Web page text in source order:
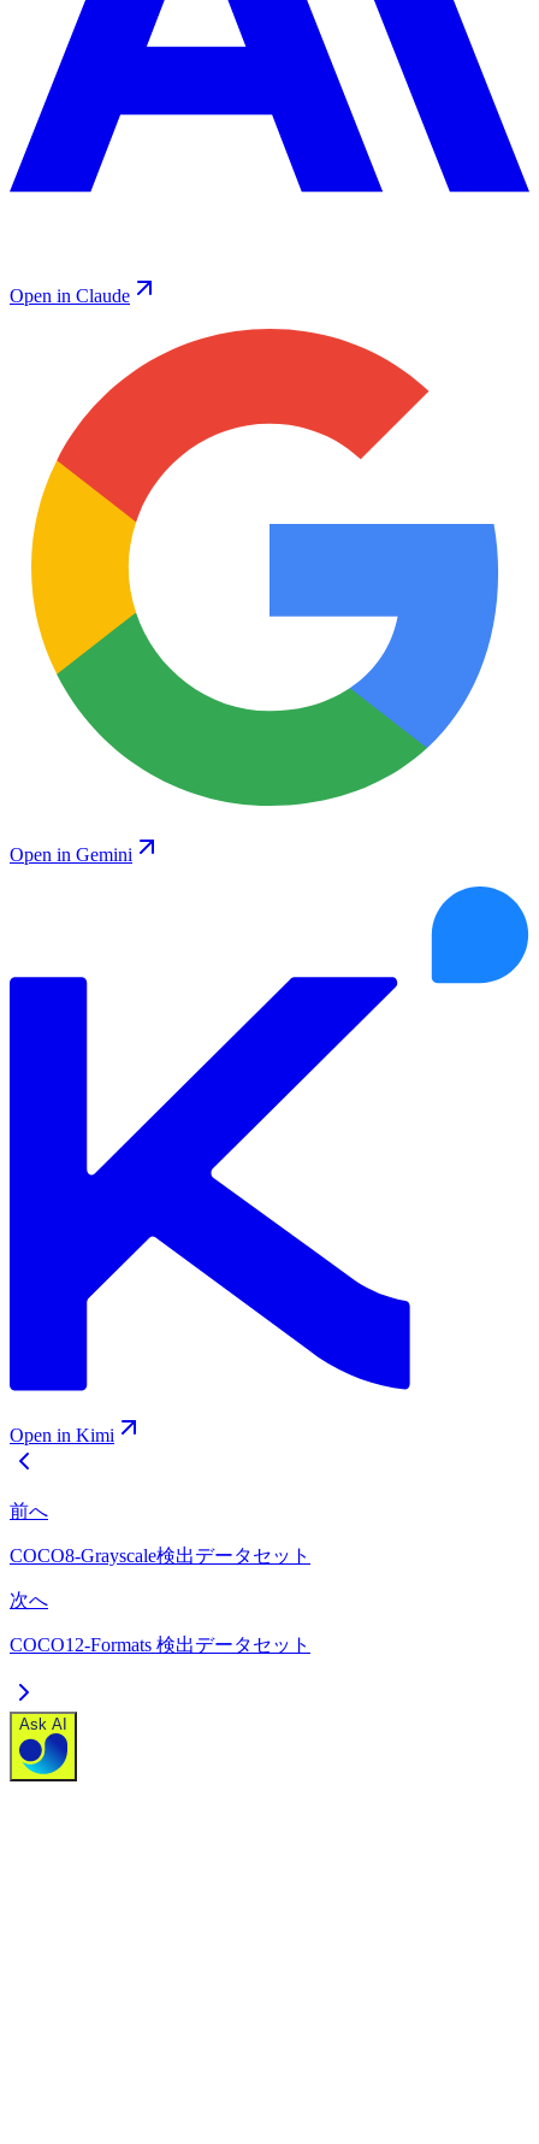
Open in Claude
Open in Gemini
Open in Kimi
前へ
COCO8-Grayscale検出データセット
次へ
COCO12-Formats 検出データセット
Ask AI